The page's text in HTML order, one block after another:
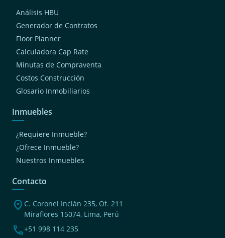
Análisis HBU
Generador de Contratos
Floor Planner
Calculadora Cap Rate
Minutas de Compraventa
Costos Construcción
Glosario Inmobiliarios
Inmuebles
¿Requiere Inmueble?
¿Ofrece Inmueble?
Nuestros Inmuebles
Contacto
location_on C. Coronel Inclán 235, Of. 211
Miraflores 15074, Lima, Perú
phone+51 998 114 235